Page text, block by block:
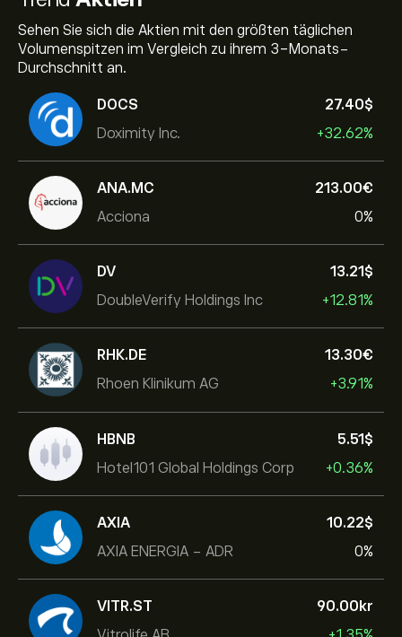
Sehen Sie sich die Aktien mit den größten täglichen
Volumenspitzen im Vergleich zu ihrem 3-Monats-
Durchschnitt an.
DOCS
Doximity Inc.
27.40‎$‎
+32.62%
ANA.MC
Acciona
213.00‎€‎
0%
DV
DoubleVerify Holdings Inc
13.21‎$‎
+12.81%
RHK.DE
Rhoen Klinikum AG
13.30‎€‎
+3.91%
HBNB
Hotel101 Global Holdings Corp
5.51‎$‎
+0.36%
AXIA
AXIA ENERGIA - ADR
10.22‎$‎
0%
VITR.ST
90.00‎kr‎